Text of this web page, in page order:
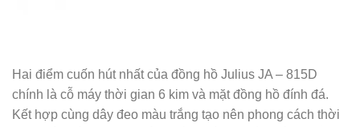
Hai điểm cuốn hút nhất của đồng hồ Julius JA – 815D
chính là cỗ máy thời gian 6 kim và mặt đồng hồ đính đá.
Kết hợp cùng dây đeo màu trắng tạo nên phong cách thời